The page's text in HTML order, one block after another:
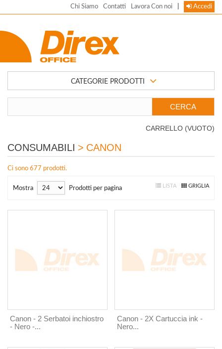
Chi Siamo Contatti Lavora Con noi Accedi
CATEGORIE PRODOTTI
CARRELLO (VUOTO)
CONSUMABILI > CANON
Ci sono 677 prodotti.
Mostra Prodotti per pagina LISTA GRIGLIA
Canon - 2 Serbatoi inchiostro
- Nero -...
Canon - 2X Cartuccia ink -
Nero...